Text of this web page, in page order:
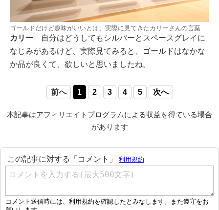
ゴールドだけど趣味がいいとは、実際に見てきたカリーさんの言葉
カリー 自分はどうしてもシルバーとスペースグレイに
なじみがあるけど、実際見てみると、ゴールドはなかな
か品が良くて、欲しいと思いましたね。
前へ 1 2 3 4 5 次へ
本記事はアフィリエイトプログラムによる収益を得ている場合
があります